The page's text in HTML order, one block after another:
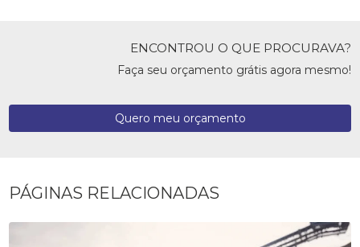
ENCONTROU O QUE PROCURAVA?
Faça seu orçamento grátis agora mesmo!
Quero meu orçamento
PÁGINAS RELACIONADAS